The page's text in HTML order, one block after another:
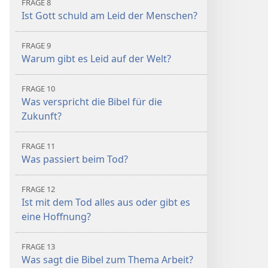
FRAGE 8
Ist Gott schuld am Leid der Menschen?
FRAGE 9
Warum gibt es Leid auf der Welt?
FRAGE 10
Was verspricht die Bibel für die
Zukunft?
FRAGE 11
Was passiert beim Tod?
FRAGE 12
Ist mit dem Tod alles aus oder gibt es
eine Hoffnung?
FRAGE 13
Was sagt die Bibel zum Thema Arbeit?